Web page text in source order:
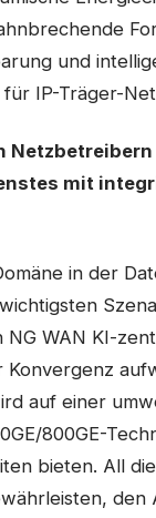
und
IP-Träger-
mit
in der
NG WAN KI-
auf einer
800GE-
bieten. All
den